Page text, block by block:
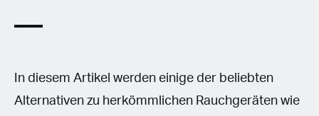
In diesem Artikel werden einige der beliebten
Alternativen zu herkömmlichen Rauchgeräten wie